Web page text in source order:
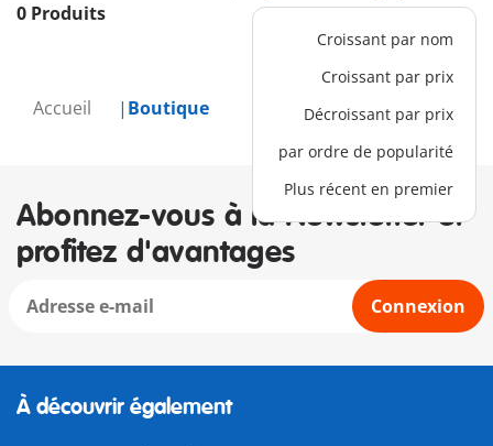
Accueil Boutique
0 Produits
Croissant par nom
Croissant par prix
Décroissant par prix
par ordre de popularité
Plus récent en premier
Abonnez-vous à la Newsletter et
profitez d'avantages
Connexion
À découvrir également